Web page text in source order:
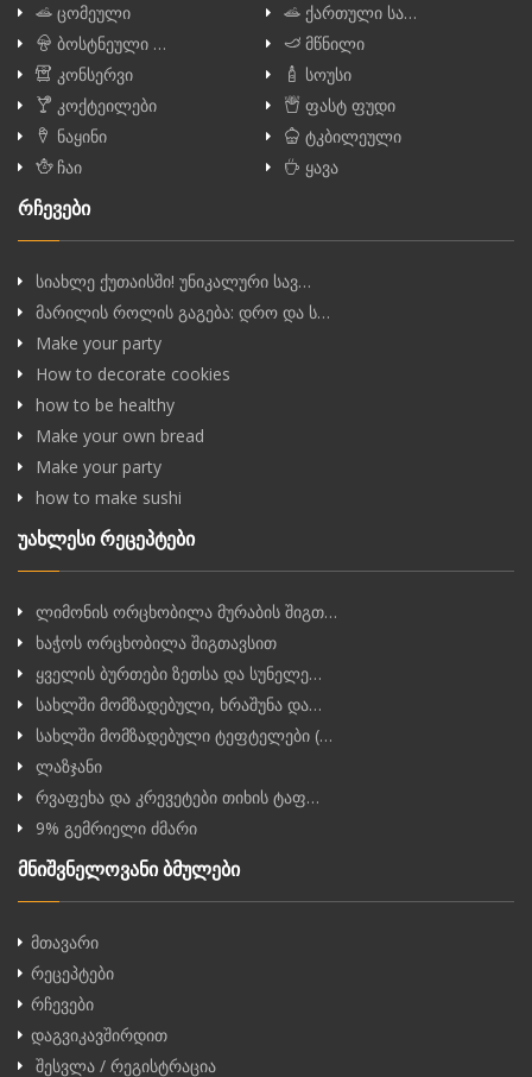
ცომეული
ქართული სა…
ბოსტნეული …
მწნილი
კონსერვი
სოუსი
კოქტეილები
ფასტ ფუდი
ნაყინი
ტკბილეული
ჩაი
ყავა
რჩევები
სიახლე ქუთაისში! უნიკალური სავ…
მარილის როლის გაგება: დრო და ს…
Make your party
How to decorate cookies
how to be healthy
Make your own bread
Make your party
how to make sushi
უახლესი რეცეპტები
ლიმონის ორცხობილა მურაბის შიგთ…
ხაჭოს ორცხობილა შიგთავსით
ყველის ბურთები ზეთსა და სუნელე…
სახლში მომზადებული, ხრაშუნა და…
სახლში მომზადებული ტეფტელები (…
ლაზჯანი
რვაფეხა და კრევეტები თიხის ტაფ…
9% გემრიელი ძმარი
მნიშვნელოვანი ბმულები
მთავარი
რეცეპტები
რჩევები
დაგვიკავშირდით
შესვლა / რეგისტრაცია